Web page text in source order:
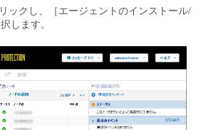
監査
監査
バー
ド
法
査
況
ンス履歴
ックし、［エージェントのインストール/
します。